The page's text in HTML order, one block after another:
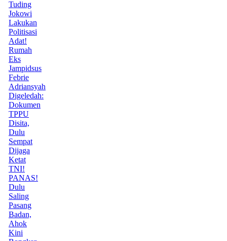
Tuding
Jokowi
Lakukan
Politisasi
Adat!
Rumah
Eks
Jampidsus
Febrie
Adriansyah
Digeledah:
Dokumen
TPPU
Disita,
Dulu
Sempat
Dijaga
Ketat
TNI!
PANAS!
Dulu
Saling
Pasang
Badan,
Ahok
Kini